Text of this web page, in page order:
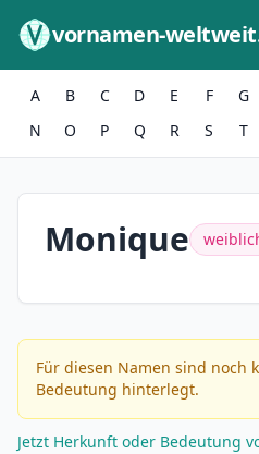
vornamen-
A B C D E F G
N
O P Q R S T
Monique
Für diesen Namen sind noch
Bedeutung hinterlegt.
Jetzt Herkunft oder Bedeutung